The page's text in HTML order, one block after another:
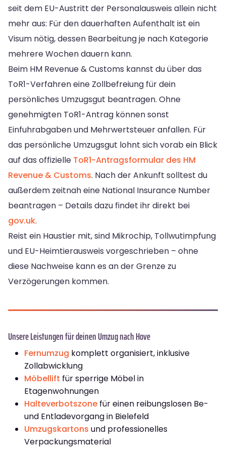
seit dem EU-Austritt der Personalausweis allein nicht
mehr aus: Für den dauerhaften Aufenthalt ist ein
Visum nötig, dessen Bearbeitung je nach Kategorie
mehrere Wochen dauern kann.
Beim HM Revenue & Customs kannst du über das
ToR1-Verfahren eine Zollbefreiung für dein
persönliches Umzugsgut beantragen. Ohne
genehmigten ToR1-Antrag können sonst
Einfuhrabgaben und Mehrwertsteuer anfallen. Für
das persönliche Umzugsgut lohnt sich vorab ein Blick
auf das offizielle ToR1-Antragsformular des HM
Revenue & Customs. Nach der Ankunft solltest du
außerdem zeitnah eine National Insurance Number
beantragen – Details dazu findet ihr direkt bei
gov.uk.
Reist ein Haustier mit, sind Mikrochip, Tollwutimpfung
und EU-Heimtierausweis vorgeschrieben – ohne
diese Nachweise kann es an der Grenze zu
Verzögerungen kommen.
Unsere Leistungen für deinen Umzug nach Hove
Fernumzug komplett organisiert, inklusive
Zollabwicklung
Möbellift für sperrige Möbel in
Etagenwohnungen
Halteverbotszone für einen reibungslosen Be-
und Entladevorgang in Bielefeld
Umzugskartons und professionelles
Verpackungsmaterial